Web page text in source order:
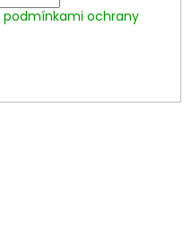
podmínkami ochrany